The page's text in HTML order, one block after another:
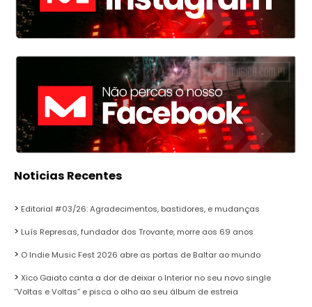
Noticias Recentes
Editorial #03/26: Agradecimentos, bastidores, e mudanças
Luís Represas, fundador dos Trovante, morre aos 69 anos
O Indie Music Fest 2026 abre as portas de Baltar ao mundo
Xico Gaiato canta a dor de deixar o Interior no seu novo single
“Voltas e Voltas” e pisca o olho ao seu álbum de estreia